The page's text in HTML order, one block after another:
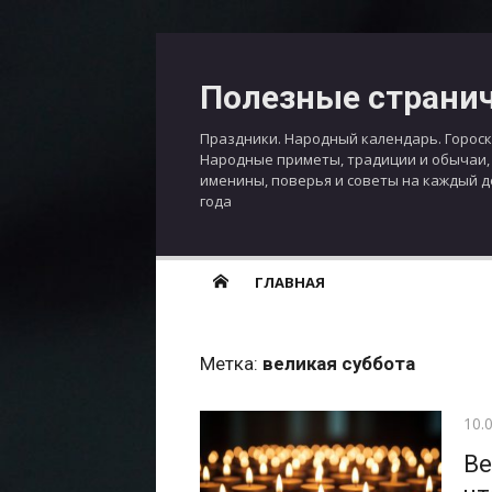
Полезные
Праздники. Народный календарь.
Народные приметы, традиции и обычаи,
именины, поверья и советы на каждый
года
ГЛАВНАЯ
Метка: великая суббота